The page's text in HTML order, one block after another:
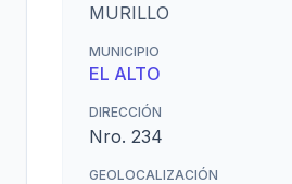
MURILLO
MUNICIPIO
EL ALTO
DIRECCIÓN
Nro. 234
GEOLOCALIZACIÓN